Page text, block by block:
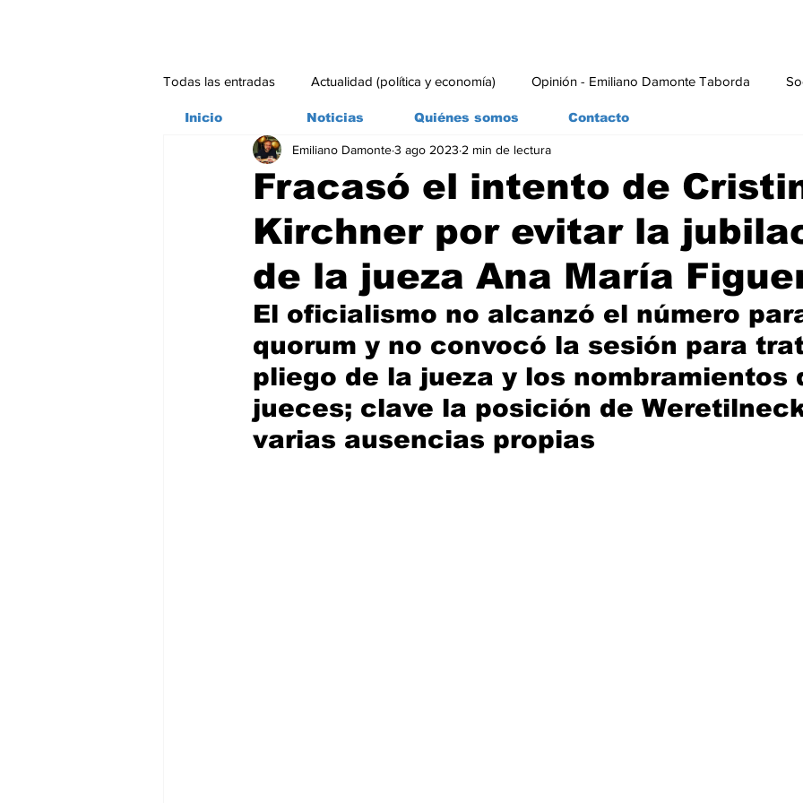
Todas las entradas Actualidad (política y economía) Opinión - Emiliano Damonte Taborda
Ambiente Editorial Economía y Producción
Fracasó el intento de
Kirchner por evitar la
de la jueza Ana María
Emiliano Damonte3 ago 2023 2 min de lectura
El oficialismo no alcanzó el número
quorum y no convocó la sesión para
pliego de la jueza y los nombramientos
jueces; clave la posición de
varias ausencias propias
Inicio Noticias Quiénes somos Contacto